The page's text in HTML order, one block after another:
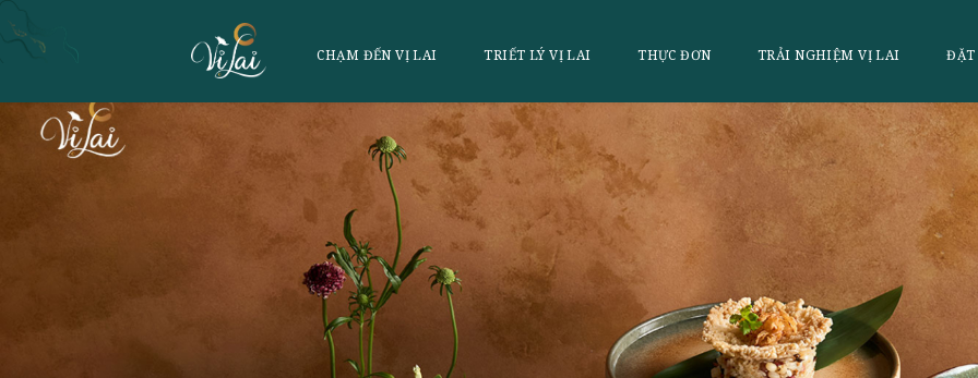
CHẠM ĐẾN VỊ LAI TRIẾT LÝ VỊ LAI THỰC ĐƠN TRẢI